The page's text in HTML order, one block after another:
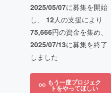
2025/05/07に募集を開始
し、 12人の支援により
75,666円の資金を集め、
2025/07/13に募集を終了
しました
もう一度プロジェク
トをやってほしい